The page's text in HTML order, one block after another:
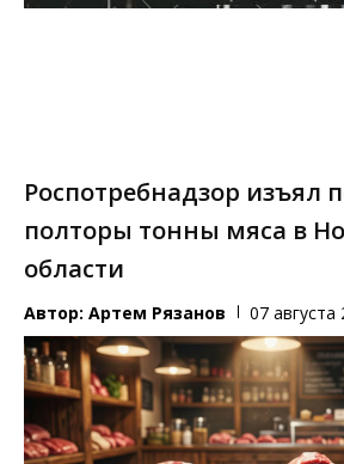
Роспотребнадзор изъял
полторы тонны мяса в
области
Автор: Артем Рязанов 07 августа